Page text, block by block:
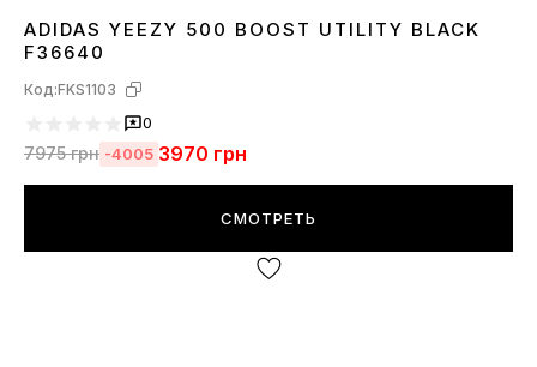
37 3839 41 42 4344 45
ADIDAS YEEZY 500 BOOST UTILITY BLACK
F36640
Код:FKS1103
0
7975грн -4005 3970 грн
СМОТРЕТЬ